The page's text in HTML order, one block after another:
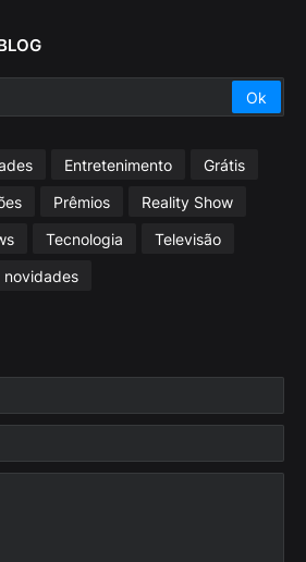
Entretenimento
Grátis
Prêmios
Reality Show
Tecnologia
Televisão
novidades